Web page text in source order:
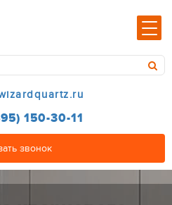
150-30-11
звонок